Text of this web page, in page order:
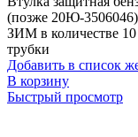
(позже 20Ю-3506046)
ЗИМ в количестве
трубки
Добавить в список
В корзину
Быстрый просмотр